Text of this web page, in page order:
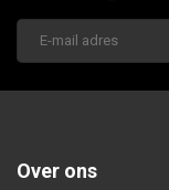
Over ons